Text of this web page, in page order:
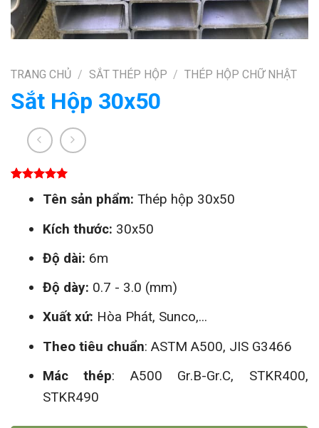
TRANG CHỦ / SẮT THÉP HỘP / THÉP HỘP CHỮ NHẬT
Sắt Hộp 30x50
dựa trênTên sản phẩm: Thép hộp 30x50
Kích thước: 30x50
Độ dài: 6m
Độ dày: 0.7 - 3.0 (mm)
Xuất xứ: Hòa Phát, Sunco,...
Theo tiêu chuẩn: ASTM A500, JIS G3466
Mác thép: A500 Gr.B-Gr.C, STKR400,
STKR490